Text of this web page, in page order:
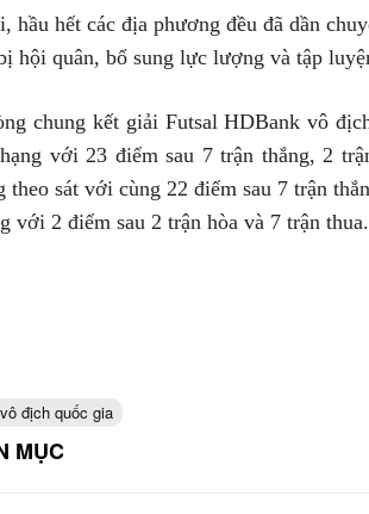
hầu hết các địa phương đều đã dần
hội quân, bổ sung lực lượng và tập
chung kết giải Futsal HDBank vô
với 23 điểm sau 7 trận thắng, 2
theo sát với cùng 22 điểm sau 7 trận
với 2 điểm sau 2 trận hòa và 7 trận thua.
địch quốc gia
MỤC